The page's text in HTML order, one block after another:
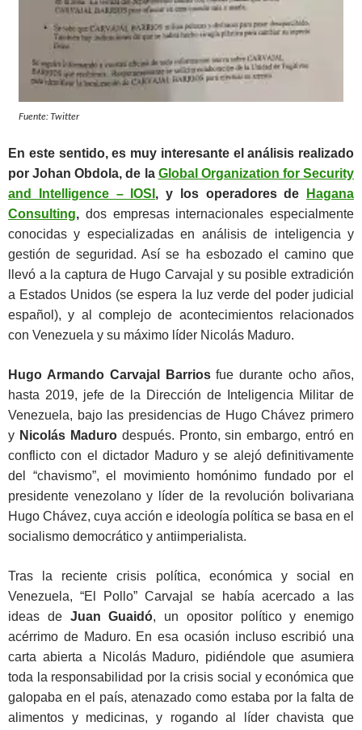
Fuente: Twitter
En este sentido, es muy interesante el análisis realizado
por Johan Obdola, de la Global Organization for Security
and Intelligence – IOSI , y los operadores de
Hagana
Consulting, dos empresas internacionales especialmente
conocidas y especializadas en análisis de inteligencia y
gestión de seguridad. Así se ha esbozado el camino que
llevó a la captura de Hugo Carvajal y su posible extradición
a Estados Unidos (se espera la luz verde del poder judicial
español), y al complejo de acontecimientos relacionados
con Venezuela y su máximo líder Nicolás Maduro.
Hugo Armando Carvajal Barriosfue durante ocho años,
hasta 2019, jefe de la Dirección de Inteligencia Militar de
Venezuela, bajo las presidencias de Hugo Chávez primero
y Nicolás Madurodespués. Pronto, sin embargo, entró en
conflicto con el dictador Maduro y se alejó definitivamente
del “chavismo”, el movimiento homónimo fundado por el
presidente venezolano y líder de la revolución bolivariana
Hugo Chávez, cuya acción e ideología política se basa en el
socialismo democrático y antiimperialista.
Tras la reciente crisis política, económica y social en
Venezuela, “El Pollo” Carvajal se había acercado a las
ideas de Juan Guaidó, un opositor político y enemigo
acérrimo de Maduro. En esa ocasión incluso escribió una
carta abierta a Nicolás Maduro, pidiéndole que asumiera
toda la responsabilidad por la crisis social y económica que
galopaba en el país, atenazado como estaba por la falta de
alimentos y medicinas, y rogando al líder chavista que